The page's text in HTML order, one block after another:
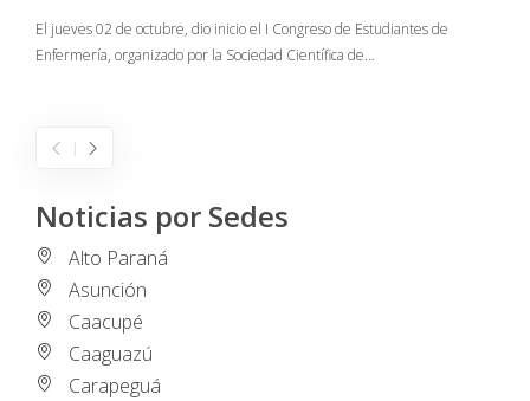
El jueves 02 de octubre, dio inicio el I Congreso de Estudiantes de
Enfermería, organizado por la Sociedad Científica de…
Noticias por Sedes
Alto Paraná
Asunción
Caacupé
Caaguazú
Carapeguá